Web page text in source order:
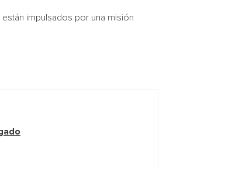
impulsados por una misión